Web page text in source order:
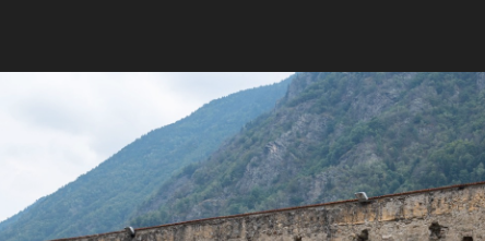
PRODUCTION GUIDE
Società di produzione
Strutture di servizio
Professionisti
Attrici-Attori
Beginners
Festival
Days